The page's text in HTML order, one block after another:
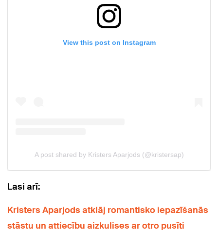
Lasi arī:
Kristers Aparjods atklāj romantisko iepazīšanās
stāstu un attiecību aizkulises ar otro pusīti